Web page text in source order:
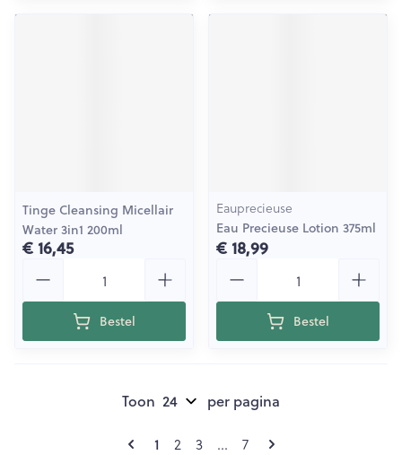
Tinge Cleansing Micellair
Water 3in1 200ml
€ 16,45
Bestel
Eauprecieuse
Eau Precieuse Lotion 375ml
€ 18,99
Bestel
Pagina's
U lees momenteel pagina
1 Pagina
2 Pagina
3 ... Pagina
7
Toon per pagina